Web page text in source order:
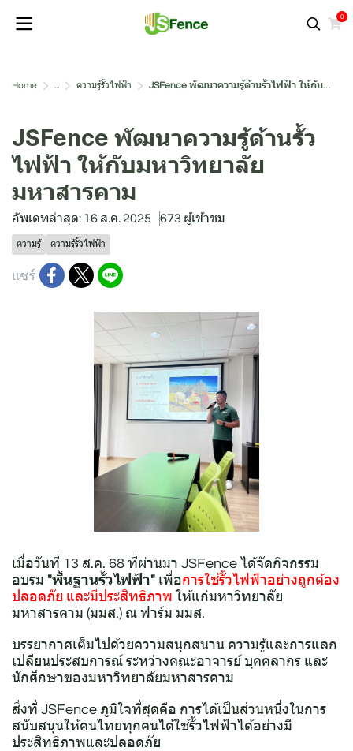
0
Home ... ความรู้รั้วไฟฟ้า JSFence พัฒนาความรู้ด้านรั้วไฟฟ้า ให้กับมหาวิทยาลัยมหาสารคาม
JSFence พัฒนาความรู้ด้านรั้ว
ไฟฟ้า ให้กับมหาวิทยาลัย
มหาสารคาม
อัพเดทล่าสุด: 16 ส.ค. 2025 673 ผู้เข้าชม
ความรู้ ความรู้รั้วไฟฟ้า
แชร์
เมื่อวันที่ 13 ส.ค. 68 ที่ผ่านมา JSFence ได้จัดกิจกรรม
อบรม "พื้นฐานรั้วไฟฟ้า" เพื่อการใช้รั้วไฟฟ้าอย่างถูกต้อง
ปลอดภัย และมีประสิทธิภาพ ให้แก่มหาวิทยาลัย
มหาสารคาม (มมส.) ณ ฟาร์ม มมส.
บรรยากาศเต็มไปด้วยความสนุกสนาน ความรู้และการแลก
เปลี่ยนประสบการณ์ ระหว่างคณะอาจารย์ บุคคลากร และ
นักศึกษาของมหาวิทยาลัยมหาสารคาม
สิ่งที่ JSFence ภูมิใจที่สุดคือ การได้เป็นส่วนหนึ่งในการ
สนับสนุนให้คนไทยทุกคนได้ใช้รั้วไฟฟ้าได้อย่างมี
ประสิทธิภาพและปลอดภัย